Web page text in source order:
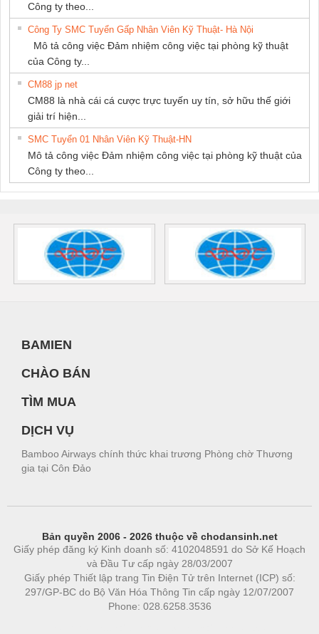
Công ty theo...
Công Ty SMC Tuyển Gấp Nhân Viên Kỹ Thuật- Hà Nội
Mô tả công việc Đảm nhiệm công việc tại phòng kỹ thuật
của Công ty...
CM88 jp net
CM88 là nhà cái cá cược trực tuyến uy tín, sở hữu thế giới
giải trí hiện...
SMC Tuyển 01 Nhân Viên Kỹ Thuật-HN
Mô tả công việc Đảm nhiệm công việc tại phòng kỹ thuật của
Công ty theo...
BAMIEN
CHÀO BÁN
TÌM MUA
DỊCH VỤ
Bamboo Airways chính thức khai trương Phòng chờ Thương
gia tại Côn Đảo
Bản quyền 2006 - 2026 thuộc về chodansinh.net
Giấy phép đăng ký Kinh doanh số: 4102048591 do Sở Kế Hoạch
và Đầu Tư cấp ngày 28/03/2007
Giấy phép Thiết lập trang Tin Điện Tử trên Internet (ICP) số:
297/GP-BC do Bộ Văn Hóa Thông Tin cấp ngày 12/07/2007
Phone: 028.6258.3536